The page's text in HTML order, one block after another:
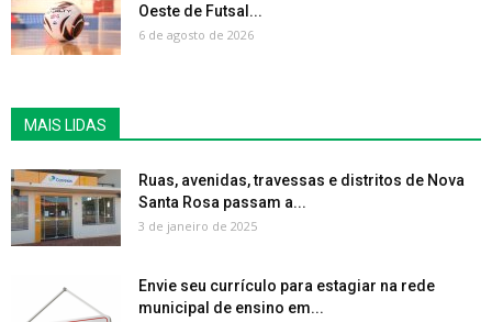
Oeste de Futsal...
6 de agosto de 2026
MAIS LIDAS
Ruas, avenidas, travessas e distritos de Nova
Santa Rosa passam a...
3 de janeiro de 2025
Envie seu currículo para estagiar na rede
municipal de ensino em...